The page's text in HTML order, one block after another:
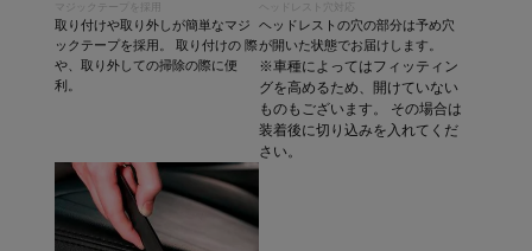
マジックテープを採用
取り付けや取り外しが簡単なマジ
ックテープを採用。 取り付けの 際
や、取り外しての掃除の際に便
利。
ヘッドレスト穴対応
ヘッドレストの穴の部分は予め穴
が開いた状態でお届けします。
※車種によってはフィッティン
グを高めるため、開けていない
ものもございます。 その場合は
装着後に切り込みを入れてくだ
さい。